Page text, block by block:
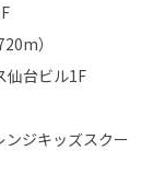
）
仙台ビル1F
ジキッズスクー